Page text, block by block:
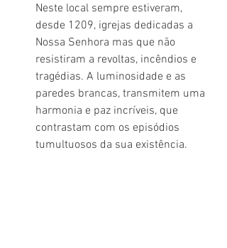
Neste local sempre estiveram,
desde 1209, igrejas dedicadas a
Nossa Senhora mas que não
resistiram a revoltas, incêndios e
tragédias. A luminosidade e as
paredes brancas, transmitem uma
harmonia e paz incríveis, que
contrastam com os episódios
tumultuosos da sua existência.